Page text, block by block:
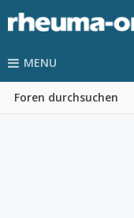
MENU
Foren durchsuchen